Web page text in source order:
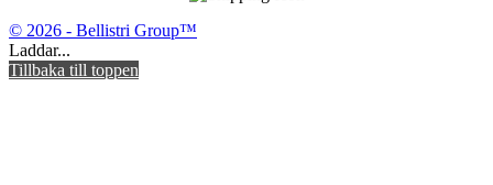
© 2026 - Bellistri Group™
Laddar...
Tillbaka till toppen